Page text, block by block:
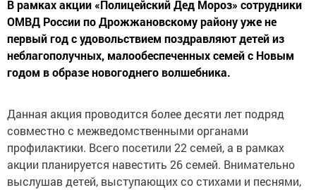
В рамках акции «Полицейский Дед Мороз» сотрудники
ОМВД России по Дрожжановскому району уже не
первый год с удовольствием поздравляют детей из
неблагополучных, малообеспеченных семей с Новым
годом в образе новогоднего волшебника.
Данная акция проводится более десяти лет подряд
совместно с межведомственными органами
профилактики. Всего посетили 22 семей, а в рамках
акции планируется навестить 26 семей. Внимательно
выслушав детей, выступающих со стихами и песнями,